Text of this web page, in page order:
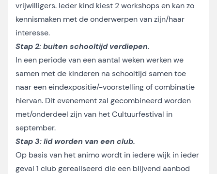
vrijwilligers. Ieder kind kiest 2 workshops en kan zo
kennismaken met de onderwerpen van zijn/haar
interesse.
Stap 2: buiten schooltijd verdiepen.
In een periode van een aantal weken werken we
samen met de kinderen na schooltijd samen toe
naar een eindexpositie/-voorstelling of combinatie
hiervan. Dit evenement zal gecombineerd worden
met/onderdeel zijn van het Cultuurfestival in
september.
Stap 3: lid worden van een club.
Op basis van het animo wordt in iedere wijk in ieder
geval 1 club gerealiseerd die een blijvend aanbod